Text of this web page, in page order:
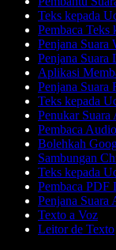
Teks kepada
Pembaca Teks
Penjana Suara
Penjana Suara
Aplikasi
Penjana Suara
Teks kepada
Penukar Suara
Pembaca
Bolehkah
Sambungan
Teks kepada
Pembaca PDF
Penjana Suara
Texto a Voz
Leitor de Texto